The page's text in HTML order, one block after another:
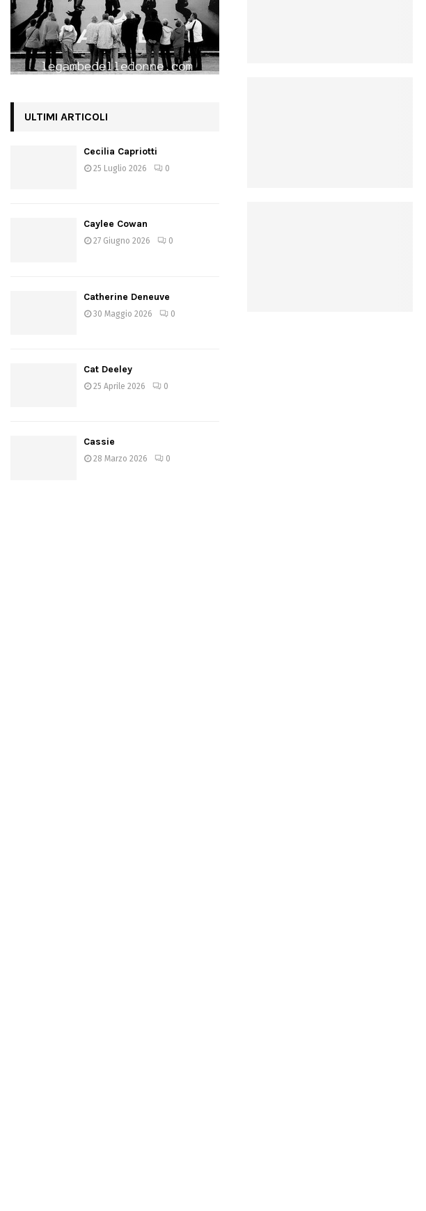
ULTIMI ARTICOLI
Cecilia Capriotti
25 Luglio 2026 0
Caylee Cowan
27 Giugno 2026 0
Catherine Deneuve
30 Maggio 2026 0
Cat Deeley
25 Aprile 2026 0
Cassie
28 Marzo 2026 0